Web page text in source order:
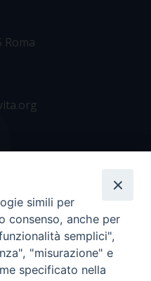
Roma
simili per
consenso, anche per
semplici",
"misurazione" e
specificato nella